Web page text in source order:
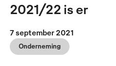
2021/22 is er
7 september 2021
Onderneming